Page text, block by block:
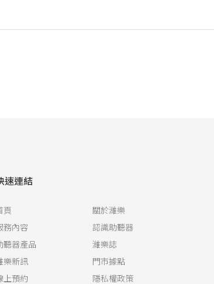
速連結
頁 關於濰樂
務內容 認識助聽器
聽器產品 濰樂誌
樂新訊 門市據點
上預約 隱私權政策